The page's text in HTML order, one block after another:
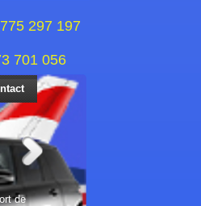
297 197
701 056
de